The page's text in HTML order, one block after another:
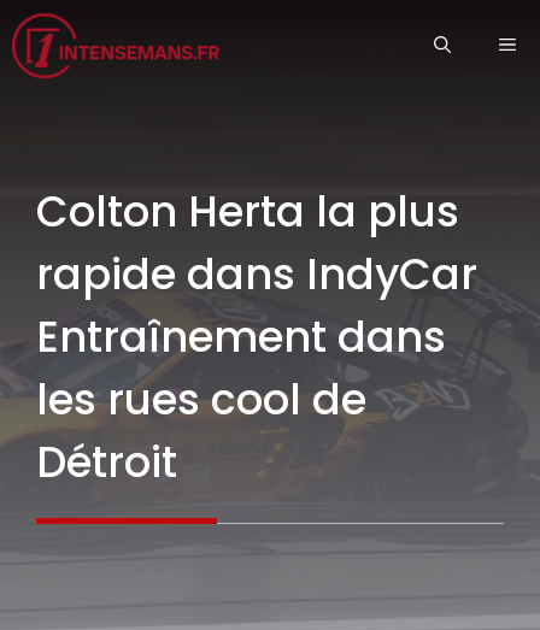
Aller
au
contenu
Colton Herta la plus
rapide dans IndyCar
Entraînement dans
les rues cool de
Détroit